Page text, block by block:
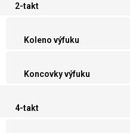
2-takt
Koleno výfuku
Koncovky výfuku
4-takt